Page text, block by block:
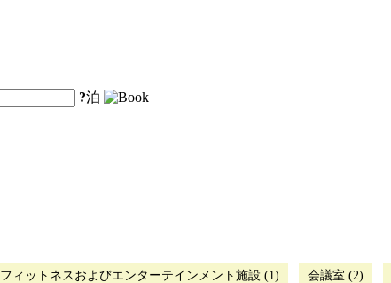
?泊
フィットネスおよびエンターテインメント施設 (1) 会議室 (2)